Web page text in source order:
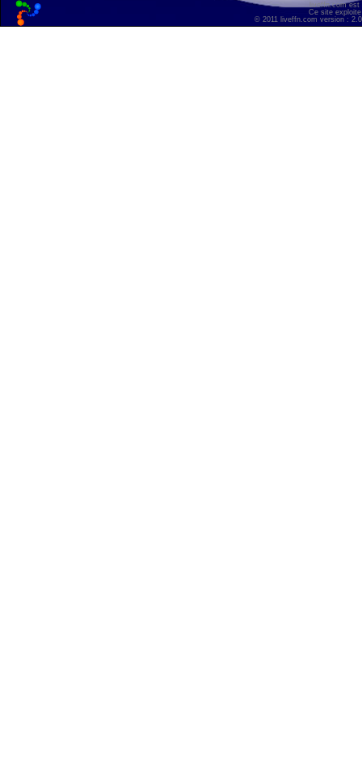
liveffn.com est
Ce site
© 2011 liveffn.com version :